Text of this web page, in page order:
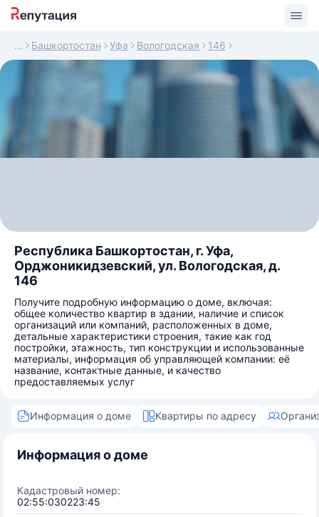
Башкортостан Уфа Вологодская 146
Республика Башкортостан, г. Уфа,
Орджоникидзевский, ул. Вологодская, д.
146
Получите подробную информацию о доме, включая:
общее количество квартир в здании, наличие и список
организаций или компаний, расположенных в доме,
детальные характеристики строения, такие как год
постройки, этажность, тип конструкции и использованные
материалы, информация об управляющей компании: её
название, контактные данные, и качество
предоставляемых услуг
Информация о доме Квартиры по адресу
Информация о доме
Кадастровый номер:
02:55:030223:45